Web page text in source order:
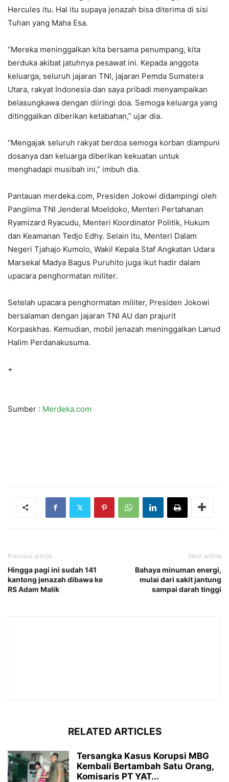
Hercules itu. Hal itu supaya jenazah bisa diterima di sisi
Tuhan yang Maha Esa.
“Mereka meninggalkan kita bersama penumpang, kita
berduka akibat jatuhnya pesawat ini. Kepada anggota
keluarga, seluruh jajaran TNI, jajaran Pemda Sumatera
Utara, rakyat Indonesia dan saya pribadi menyampaikan
belasungkawa dengan diiringi doa. Semoga keluarga yang
ditinggalkan diberikan ketabahan,” ujar dia.
“Mengajak seluruh rakyat berdoa semoga korban diampuni
dosanya dan keluarga diberikan kekuatan untuk
menghadapi musibah ini,” imbuh dia.
Pantauan merdeka.com, Presiden Jokowi didampingi oleh
Panglima TNI Jenderal Moeldoko, Menteri Pertahanan
Ryamizard Ryacudu, Menteri Koordinator Politik, Hukum
dan Keamanan Tedjo Edhy. Selain itu, Menteri Dalam
Negeri Tjahajo Kumolo, Wakil Kepala Staf Angkatan Udara
Marsekal Madya Bagus Puruhito juga ikut hadir dalam
upacara penghormatan militer.
Setelah upacara penghormatan militer, Presiden Jokowi
bersalaman dengan jajaran TNI AU dan prajurit
Korpaskhas. Kemudian, mobil jenazah meninggalkan Lanud
Halim Perdanakusuma.
+
Sumber : Merdeka.com
Previous article
Hingga pagi ini sudah 141
kantong jenazah dibawa ke
RS Adam Malik
Next article
Bahaya minuman energi,
mulai dari sakit jantung
sampai darah tinggi
RELATED ARTICLES
Tersangka Kasus Korupsi MBG
Kembali Bertambah Satu Orang,
Komisaris PT YAT...